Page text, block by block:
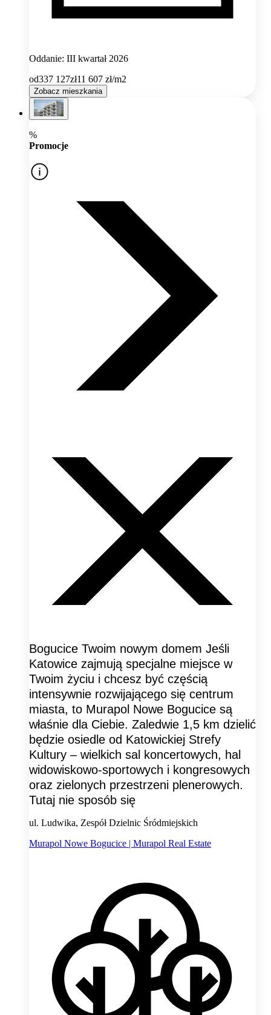
Oddanie: III kwartał 2026
od337 127zł11 607 zł/m2
Zobacz mieszkania
%
Promocje
Bogucice Twoim nowym domem Jeśli
Katowice zajmują specjalne miejsce w
Twoim życiu i chcesz być częścią
intensywnie rozwijającego się centrum
miasta, to Murapol Nowe Bogucice są
właśnie dla Ciebie. Zaledwie 1,5 km dzielić
będzie osiedle od Katowickiej Strefy
Kultury – wielkich sal koncertowych, hal
widowiskowo-sportowych i kongresowych
oraz zielonych przestrzeni plenerowych.
Tutaj nie sposób się
ul. Ludwika, Zespół Dzielnic Śródmiejskich
Murapol Nowe Bogucice | Murapol Real Estate